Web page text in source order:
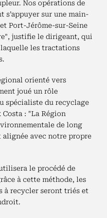
Nos opérations de
s’appuyer sur une main-
Port-Jérôme-sur-Seine
justifie le dirigeant, qui
les tractations
orienté vers
joué un rôle
spécialiste du recyclage
: "La Région
de long
avec notre propre
le procédé de
à cette méthode, les
à recycler seront triés et